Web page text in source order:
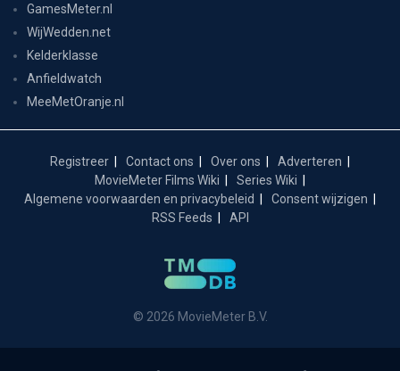
GamesMeter.nl
WijWedden.net
Kelderklasse
Anfieldwatch
MeeMetOranje.nl
Registreer Contact ons Over ons
Adverteren
MovieMeter Films Wiki
Series Wiki
Algemene voorwaarden en privacybeleid
Consent wijzigen
RSS Feeds
API
© 2026 MovieMeter B.V.